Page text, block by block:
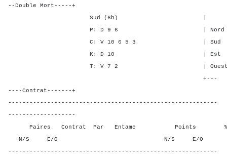
--Double Mort-----+
Sud (6h) | SA P C
P: D 9 6 | Nord - -
C: V 10 6 5 3 | Sud -
K: D 10 | Est - 6 -
T: V 7 2 | Ouest - 6
+---
----Contrat-------+
-----------------------------------------------------------
-------------------
Paires Contrat Par Entame Points %
N/S E/O N/S E/O N/
-----------------------------------------------------------